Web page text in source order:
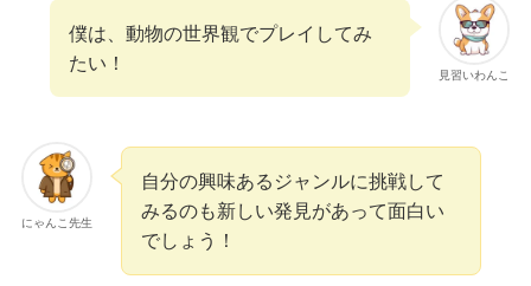
見習いわんこ
僕は、動物の世界観でプレイしてみ
たい！
にゃんこ先生
自分の興味あるジャンルに挑戦して
みるのも新しい発見があって面白い
でしょう！